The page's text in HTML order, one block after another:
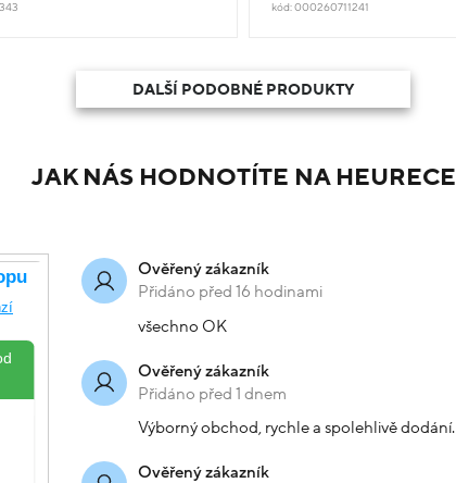
kód: 000260711241
DALŠÍ PODOBNÉ PRODUKTY
JAK NÁS HODNOTÍTE NA HEURECE
Ověřený zákazník
Přidáno před 16 hodinami
všechno OK
Ověřený zákazník
Přidáno před 1 dnem
Výborný obchod, rychle a spolehlivě dodání.
Ověřený zákazník